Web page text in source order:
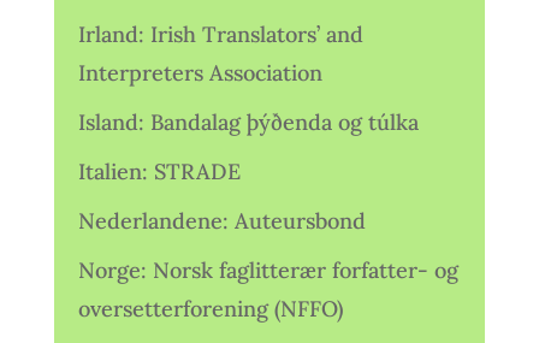
Irland: Irish Translators’ and
Interpreters Association
Island: Bandalag þýðenda og túlka
Italien: STRADE
Nederlandene: Auteursbond
Norge: Norsk faglitterær forfatter- og
oversetterforening (NFFO)